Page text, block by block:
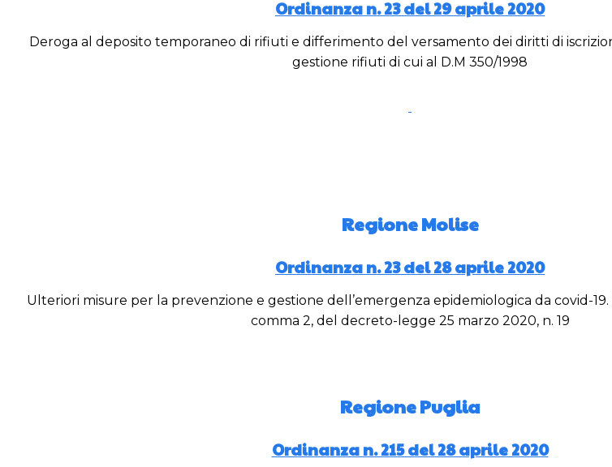
Ordinanza n. 23 del 29 aprile 2020
Deroga al deposito temporaneo di rifiuti e differimento del versamento dei diritti di
gestione rifiuti di cui al D.M 350/1998
Regione Molise
Ordinanza n. 23 del 28 aprile 2020
Ulteriori misure per la prevenzione e gestione dell’emergenza epidemiologica da covid-19.
comma 2, del decreto-legge 25 marzo 2020, n. 19
Regione Puglia
Ordinanza n. 215 del 28 aprile 2020